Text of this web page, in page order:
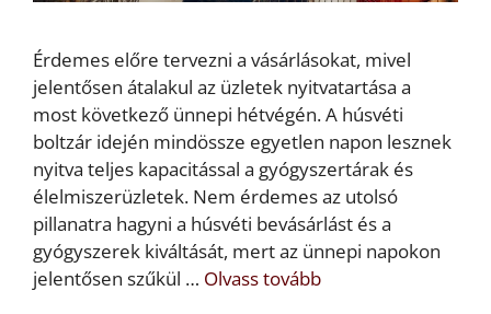
Érdemes előre tervezni a vásárlásokat, mivel
jelentősen átalakul az üzletek nyitvatartása a
most következő ünnepi hétvégén. A húsvéti
boltzár idején mindössze egyetlen napon lesznek
nyitva teljes kapacitással a gyógyszertárak és
élelmiszerüzletek. Nem érdemes az utolsó
pillanatra hagyni a húsvéti bevásárlást és a
gyógyszerek kiváltását, mert az ünnepi napokon
jelentősen szűkül … Olvass tovább